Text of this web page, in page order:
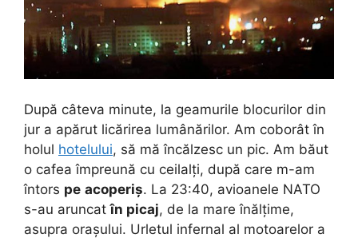
După câteva minute, la geamurile blocurilor din
jur a apărut licărirea lumânărilor. Am coborât în
holul hotelului, să mă încălzesc un pic. Am băut
o cafea împreună cu ceilalți, după care m-am
întors pe acoperiș. La 23:40, avioanele NATO
s-au aruncatîn picaj, de la mare înălțime,
asupra orașului. Urletul infernal al motoarelor a